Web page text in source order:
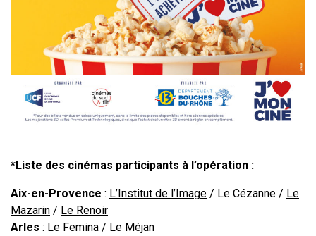
*Liste des cinémas participants à l’opération :
Aix-en-Provence : L’Institut de l’Image / Le Cézanne / Le
Mazarin / Le Renoir
Arles : Le Femina / Le Méjan